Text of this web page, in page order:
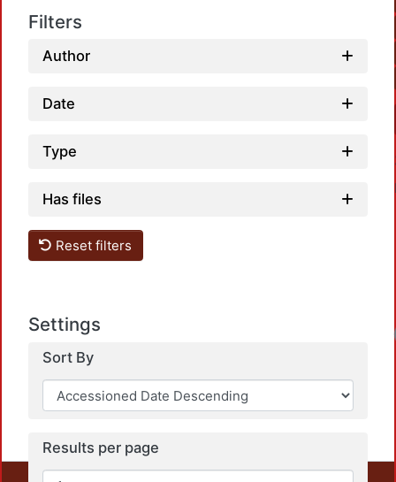
Filters
Author
Date
Type
Has files
Reset filters
Settings
Sort By
Results per page